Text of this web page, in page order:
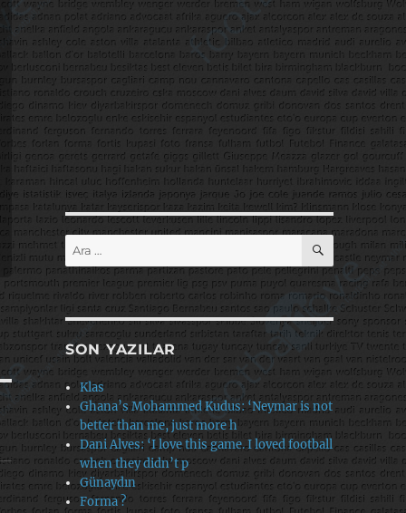
Ara: ARA
SON YAZILAR
Klas
Ghana’s Mohammed Kudus: ‘Neymar is not
better than me, just more h
Dani Alves: ‘I love this game. I loved football
when they didn’t p
Günaydın
Forma ?